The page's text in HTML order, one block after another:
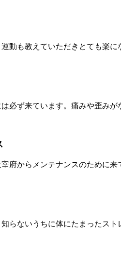
動も教えていただきとても楽に
必ず来ています。痛みや歪み
府からメンテナンスのために来
らないうちに体にたまったスト